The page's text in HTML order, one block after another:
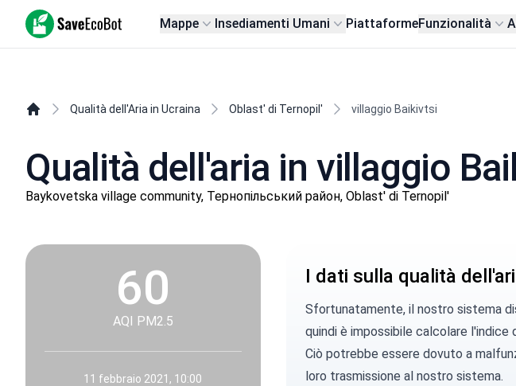
SaveEcoBot Mappe Insediamenti Umani PiattaformeFunzionalità
Qualità dell'Aria in Ucraina Oblast' di Ternopil' villaggio Baikivtsi
Qualità dell'aria in villaggio
Baykovetska village community, Тернопільський район, Oblast' di Ternopil'
60
AQI PM2.5
11 febbraio 2021, 10:00
I dati sulla qualità
Sfortunatamente, il nostro sistema
quindi è impossibile calcolare
Ciò potrebbe essere dovuto a
loro trasmissione al nostro sistema.